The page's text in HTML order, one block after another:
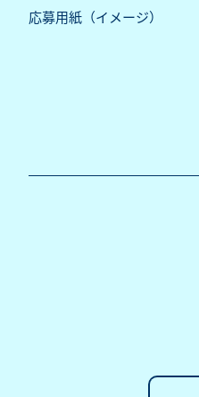
応募用紙（イメージ）